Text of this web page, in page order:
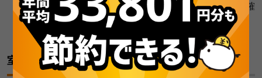
障するリスクが高いので早めに掃除をして改善するか確
認をしましょう。
室内機から水が漏れる